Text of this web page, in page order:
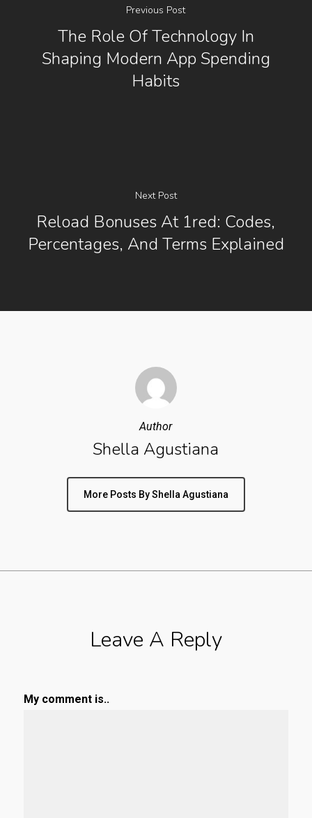
Previous Post
The Role Of Technology In
Shaping Modern App Spending
Habits
Next Post
Reload Bonuses At 1red: Codes,
Percentages, And Terms Explained
Author
Shella Agustiana
More Posts By Shella Agustiana
Leave A Reply
My comment is..